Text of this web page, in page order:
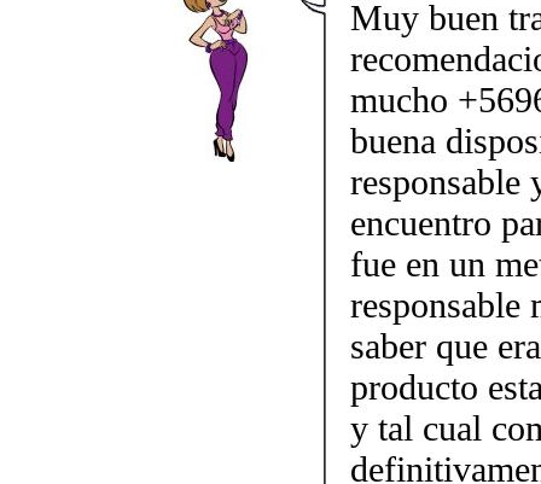
Muy buen
mucho
buena
responsable
encuentro
fue en un
responsable
saber que
producto
y tal cual